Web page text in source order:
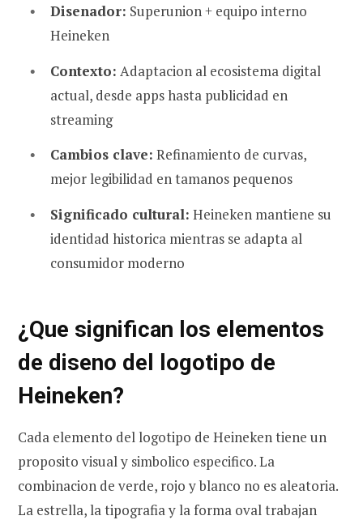
Disenador: Superunion + equipo interno
Heineken
Contexto: Adaptacion al ecosistema digital
actual, desde apps hasta publicidad en
streaming
Cambios clave: Refinamiento de curvas,
mejor legibilidad en tamanos pequenos
Significado cultural: Heineken mantiene su
identidad historica mientras se adapta al
consumidor moderno
¿Que significan los elementos
de diseno del logotipo de
Heineken?
Cada elemento del logotipo de Heineken tiene un
proposito visual y simbolico especifico. La
combinacion de verde, rojo y blanco no es aleatoria.
La estrella, la tipografia y la forma oval trabajan